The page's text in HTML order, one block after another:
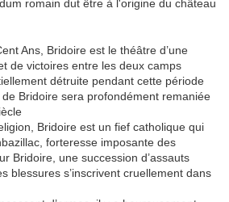
romain dut être à l'origine du château
Ans, Bridoire est le théâtre d’une
de victoires entre les deux camps
détruite pendant cette période
de Bridoire sera profondément remaniée
Bridoire est un fief catholique qui
forteresse imposante des
Bridoire, une succession d’assauts
blessures s’inscrivent cruellement dans